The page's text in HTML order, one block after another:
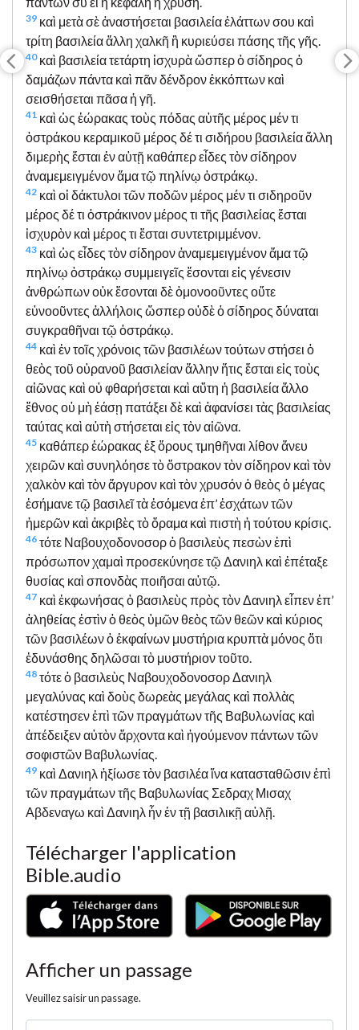
39 καὶ μετὰ σὲ ἀναστήσεται βασιλεία ἐλάττων σου καὶ
τρίτη βασιλεία ἄλλη χαλκῆ ἣ κυριεύσει πάσης τῆς γῆς.
40καὶ βασιλεία τετάρτη ἰσχυρὰ ὥσπερ ὁ σίδηρος ὁ
δαμάζων πάντα καὶ πᾶν δένδρον ἐκκόπτων καὶ
σεισθήσεται πᾶσα ἡ γῆ.
41 καὶ ὡς ἑώρακας τοὺς πόδας αὐτῆς μέρος μέν τι
ὀστράκου κεραμικοῦ μέρος δέ τι σιδήρου βασιλεία ἄλλη
διμερὴς ἔσται ἐν αὐτῇ καθάπερ εἶδες τὸν σίδηρον
ἀναμεμειγμένον ἅμα τῷ πηλίνῳ ὀστράκῳ.
42 καὶ οἱ δάκτυλοι τῶν ποδῶν μέρος μέν τι σιδηροῦν
μέρος δέ τι ὀστράκινον μέρος τι τῆς βασιλείας ἔσται
ἰσχυρὸν καὶ μέρος τι ἔσται συντετριμμένον.
43 καὶ ὡς εἶδες τὸν σίδηρον ἀναμεμειγμένον ἅμα τῷ
πηλίνῳ ὀστράκῳ συμμειγεῖς ἔσονται εἰς γένεσιν
ἀνθρώπων οὐκ ἔσονται δὲ ὁμονοοῦντες οὔτε
εὐνοοῦντες ἀλλήλοις ὥσπερ οὐδὲ ὁ σίδηρος δύναται
συγκραθῆναι τῷ ὀστράκῳ.
44 καὶ ἐν τοῖς χρόνοις τῶν βασιλέων τούτων στήσει ὁ
θεὸς τοῦ οὐρανοῦ βασιλείαν ἄλλην ἥτις ἔσται εἰς τοὺς
αἰῶνας καὶ οὐ φθαρήσεται καὶ αὕτη ἡ βασιλεία ἄλλο
ἔθνος οὐ μὴ ἐάσῃ πατάξει δὲ καὶ ἀφανίσει τὰς βασιλείας
ταύτας καὶ αὐτὴ στήσεται εἰς τὸν αἰῶνα.
45 καθάπερ ἑώρακας ἐξ ὄρους τμηθῆναι λίθον ἄνευ
χειρῶν καὶ συνηλόησε τὸ ὄστρακον τὸν σίδηρον καὶ τὸν
χαλκὸν καὶ τὸν ἄργυρον καὶ τὸν χρυσόν ὁ θεὸς ὁ μέγας
ἐσήμανε τῷ βασιλεῖ τὰ ἐσόμενα ἐπ’ ἐσχάτων τῶν
ἡμερῶν καὶ ἀκριβὲς τὸ ὅραμα καὶ πιστὴ ἡ τούτου κρίσις.
46 τότε Ναβουχοδονοσορ ὁ βασιλεὺς πεσὼν ἐπὶ
πρόσωπον χαμαὶ προσεκύνησε τῷ Δανιηλ καὶ ἐπέταξε
θυσίας καὶ σπονδὰς ποιῆσαι αὐτῷ.
47 καὶ ἐκφωνήσας ὁ βασιλεὺς πρὸς τὸν Δανιηλ εἶπεν ἐπ’
ἀληθείας ἐστὶν ὁ θεὸς ὑμῶν θεὸς τῶν θεῶν καὶ κύριος
τῶν βασιλέων ὁ ἐκφαίνων μυστήρια κρυπτὰ μόνος ὅτι
ἐδυνάσθης δηλῶσαι τὸ μυστήριον τοῦτο.
48 τότε ὁ βασιλεὺς Ναβουχοδονοσορ Δανιηλ
μεγαλύνας καὶ δοὺς δωρεὰς μεγάλας καὶ πολλὰς
κατέστησεν ἐπὶ τῶν πραγμάτων τῆς Βαβυλωνίας καὶ
ἀπέδειξεν αὐτὸν ἄρχοντα καὶ ἡγούμενον πάντων τῶν
σοφιστῶν Βαβυλωνίας.
49 καὶ Δανιηλ ἠξίωσε τὸν βασιλέα ἵνα κατασταθῶσιν ἐπὶ
τῶν πραγμάτων τῆς Βαβυλωνίας Σεδραχ Μισαχ
Αβδεναγω καὶ Δανιηλ ἦν ἐν τῇ βασιλικῇ αὐλῇ.
Télécharger l'application
Bible.audio
Afficher un passage
Veuillez saisir un passage.